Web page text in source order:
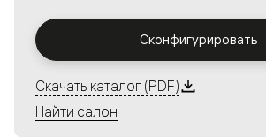
решения в интерьере и варьировать
Алюминиевые перегородки имеют
с алюминиевыми дверьми и легко
Сконфигурировать
Скачать каталог (PDF)
Найти салон